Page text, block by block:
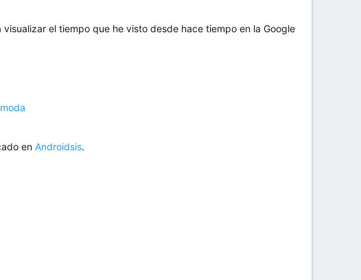
el tiempo que he visto desde hace tiempo en la Google
en Androidsis.